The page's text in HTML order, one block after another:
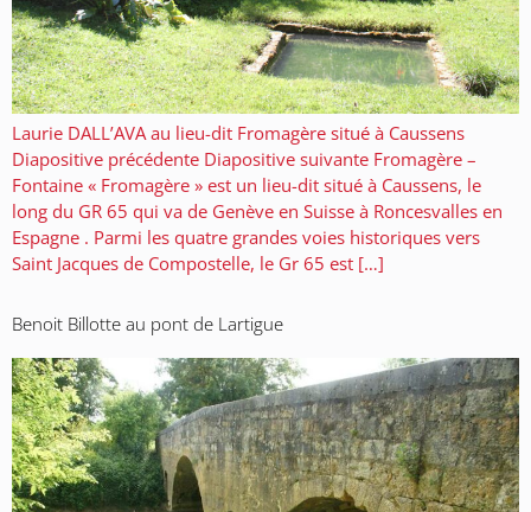
Laurie DALL’AVA au lieu-dit Fromagère situé à Caussens
Diapositive précédente Diapositive suivante Fromagère –
Fontaine « Fromagère » est un lieu-dit situé à Caussens, le
long du GR 65 qui va de Genève en Suisse à Roncesvalles en
Espagne . Parmi les quatre grandes voies historiques vers
Saint Jacques de Compostelle, le Gr 65 est […]
Benoit Billotte au pont de Lartigue